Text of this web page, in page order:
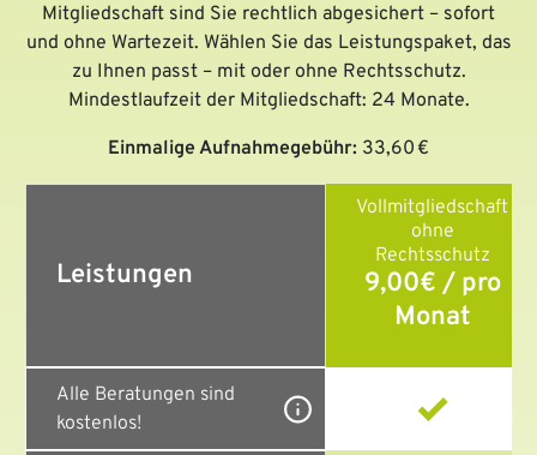
Mitgliedschaft sind Sie rechtlich abgesichert – sofort
und ohne Wartezeit. Wählen Sie das Leistungspaket, das
zu Ihnen passt – mit oder ohne Rechtsschutz.
Mindestlaufzeit der Mitgliedschaft: 24 Monate.
Einmalige Aufnahmegebühr: 33,60 €
Leistungen
Vollmitgliedschaft
ohne
Rechtsschutz
9,00€ / pro
Monat
Alle Beratungen sind
kostenlos!